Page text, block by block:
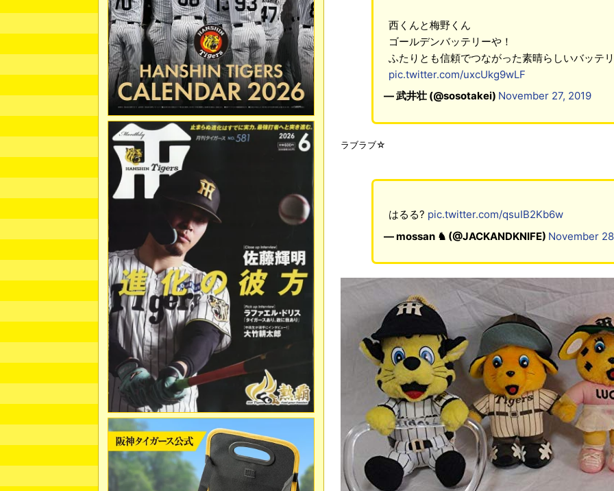
西くんと梅野くん
ゴールデンバッテリーや！
ふたりとも信頼でつながった素晴らしいバッテ
pic.twitter.com/uxcUkg9wLF
— 武井壮 (@sosotakei) November 27, 2019
ラブラブ☆
はるる? pic.twitter.com/qsuIB2Kb6w
— mossan ♞ (@JACKANDKNIFE) November